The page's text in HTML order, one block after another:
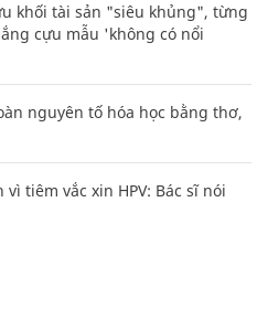
khối tài sản "siêu khủng", từng
cựu mẫu 'không có nổi
nguyên tố hóa học bằng thơ,
tiêm vắc xin HPV: Bác sĩ nói